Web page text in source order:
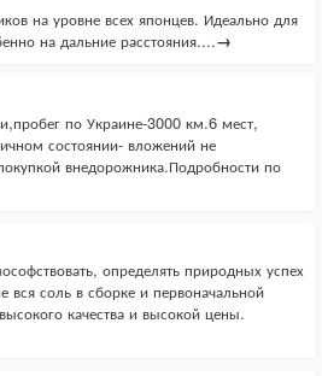
на уровне всех японцев. Идеально для
на дальние расстояния....→
по Украине-3000 км.6 мест,
состоянии- вложений не
внедорожника.Подробности по
определять природных успех
соль в сборке и первоначальной
качества и высокой цены.